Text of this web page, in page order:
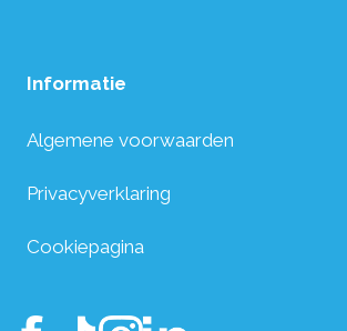
Informatie
Algemene voorwaarden
Privacyverklaring
Cookiepagina